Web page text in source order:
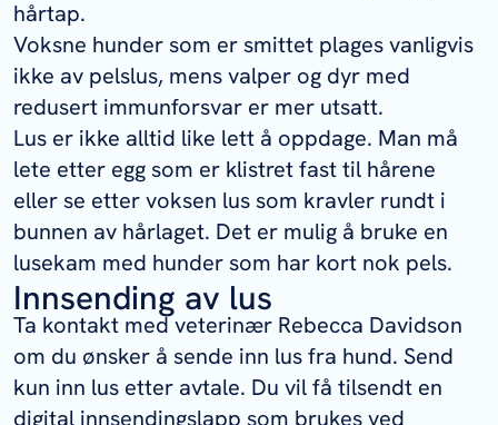
hårtap.
Voksne hunder som er smittet plages vanligvis
ikke av pelslus, mens valper og dyr med
redusert immunforsvar er mer utsatt.
Lus er ikke alltid like lett å oppdage. Man må
lete etter egg som er klistret fast til hårene
eller se etter voksen lus som kravler rundt i
bunnen av hårlaget. Det er mulig å bruke en
lusekam med hunder som har kort nok pels.
Innsending av lus
Ta kontakt med veterinær Rebecca Davidson
om du ønsker å sende inn lus fra hund. Send
kun inn lus etter avtale. Du vil få tilsendt en
digital innsendingslapp som brukes ved